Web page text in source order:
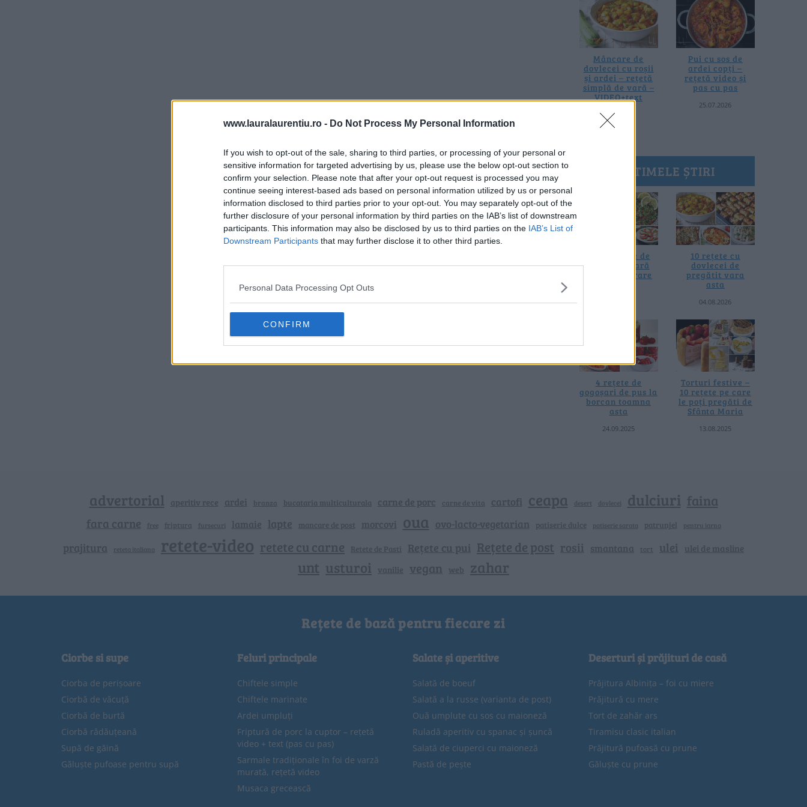
www.lauralaurentiu.ro - Do Not Process My Personal Information
If you wish to opt-out of the sale, sharing to third parties, or processing of your personal or
sensitive information for targeted advertising by us, please use the below opt-out section to
confirm your selection. Please note that after your opt-out request is processed you may
continue seeing interest-based ads based on personal information utilized by us or personal
information disclosed to third parties prior to your opt-out. You may separately opt-out of the
further disclosure of your personal information by third parties on the IAB’s list of downstream
participants. This information may also be disclosed by us to third parties on the IAB’s List of
Downstream Participants that may further disclose it to other third parties.
Personal Data Processing Opt Outs
CONFIRM
Mâncare de
dovlecei cu roșii
și ardei – rețetă
simplă de vară –
VIDEO+text
28.07.2026
Pui cu sos de
ardei copți –
rețetă video și
pas cu pas
25.07.2026
ULTIMELE ȘTIRI
20 de rețete de
salate de vară
fără prelucrare
10 rețete cu
dovlecei de
pregătit vara
asta
04.08.2026
4 rețete de
gogoșari de pus la
borcan toamna
asta
24.09.2025
Torturi festive –
10 rețete pe care
le poți pregăti de
Sfânta Maria
13.08.2025
advertorial aperitiv rece ardei branza bucataria multiculturala carne de porc carne de vita cartofi ceapa desert dovlecei dulciuri faina
fara carne free friptura fursecuri lamaie lapte mancare de post morcovi oua ovo-lacto-vegetarian patiserie dulce patiserie sarata patrunjel pentru iarna
prajitura reteta italiana retete-video retete cu carne Retete de Pasti Rețete cu pui Rețete de post rosii smantana tort ulei ulei de masline
unt usturoi vanilie vegan web zahar
Rețete de bază pentru fiecare zi
Ciorbe si supe
Ciorba de perișoare
Ciorbă de văcuță
Ciorbă de burtă
Ciorbă rădăuțeană
Supă de găină
Găluște pufoase pentru supă
Feluri principale
Chiftele simple
Chiftele marinate
Ardei umpluți
Friptură de porc la cuptor – rețetă
video + text (pas cu pas)
Sarmale tradiționale în foi de varză
murată, rețetă video
Musaca grecească
Salate și aperitive
Salată de boeuf
Salată a la russe (varianta de post)
Ouă umplute cu sos cu maioneză
Ruladă aperitiv cu spanac și șuncă
Salată de ciuperci cu maioneză
Pastă de pește
Deserturi și prăjituri de casă
Prăjitura Albinița – foi cu miere
Prăjitură cu mere
Tort de zahăr ars
Tiramisu clasic italian
Prăjitură pufoasă cu prune
Găluște cu prune